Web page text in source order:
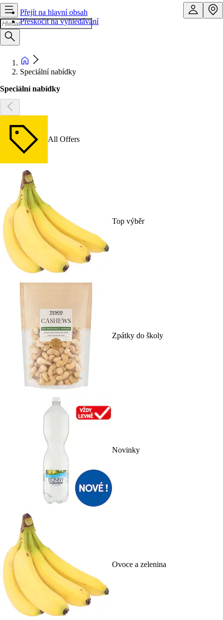
Přejít na hlavní obsah
Přeskočit na vyhledávání
Speciální nabídky
Speciální nabídky
All Offers
Top výběr
Zpátky do školy
Novinky
Ovoce a zelenina